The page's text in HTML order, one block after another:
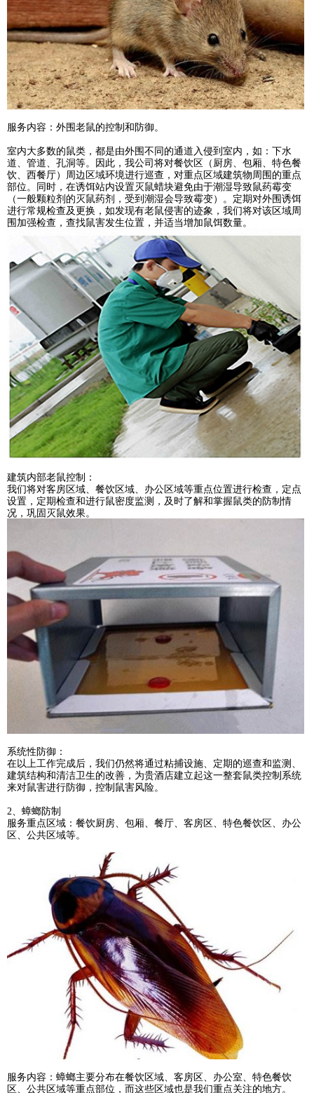
服务内容：外围老鼠的控制和防御。
室内大多数的鼠类，都是由外围不同的通道入侵到室内，如：下水
道、管道、孔洞等。因此，我公司将对餐饮区（厨房、包厢、特色餐
饮、西餐厅）周边区域环境进行巡查，对重点区域建筑物周围的重点
部位。同时，在诱饵站内设置灭鼠蜡块避免由于潮湿导致鼠药霉变
（一般颗粒剂的灭鼠药剂，受到潮湿会导致霉变）。定期对外围诱饵
进行常规检查及更换，如发现有老鼠侵害的迹象，我们将对该区域周
围加强检查，查找鼠害发生位置，并适当增加鼠饵数量。
建筑内部老鼠控制：
我们将对客房区域、餐饮区域、办公区域等重点位置进行检查，定点
设置，定期检查和进行鼠密度监测，及时了解和掌握鼠类的防制情
况，巩固灭鼠效果。
系统性防御：
在以上工作完成后，我们仍然将通过粘捕设施、定期的巡查和监测、
建筑结构和清洁卫生的改善，为贵酒店建立起这一整套鼠类控制系统
来对鼠害进行防御，控制鼠害风险。
2、蟑螂防制
服务重点区域：餐饮厨房、包厢、餐厅、客房区、特色餐饮区、办公
区、公共区域等。
服务内容：蟑螂主要分布在餐饮区域、客房区、办公室、特色餐饮
区、公共区域等重点部位，而这些区域也是我们重点关注的地方。